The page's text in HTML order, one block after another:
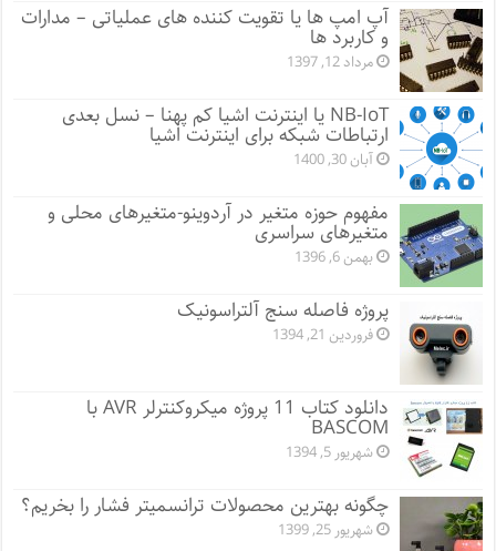
آپ امپ ها یا تقویت کننده های عملیاتی – مدارات
و کاربرد ها
مرداد 12, 1397
NB-IoT یا اینترنت اشیا کم پهنا – نسل بعدی
ارتباطات شبکه برای اینترنت اشیا
آبان 30, 1400
مفهوم حوزه متغیر در آردوینو-متغیرهای محلی و
متغیرهای سراسری
بهمن 6, 1396
پروژه فاصله سنج آلتراسونیک
فروردین 21, 1394
دانلود کتاب 11 پروژه میکروکنترلر AVR با
BASCOM
شهریور 5, 1394
چگونه بهترین محصولات ترانسمیتر فشار را بخریم؟
شهریور 25, 1399